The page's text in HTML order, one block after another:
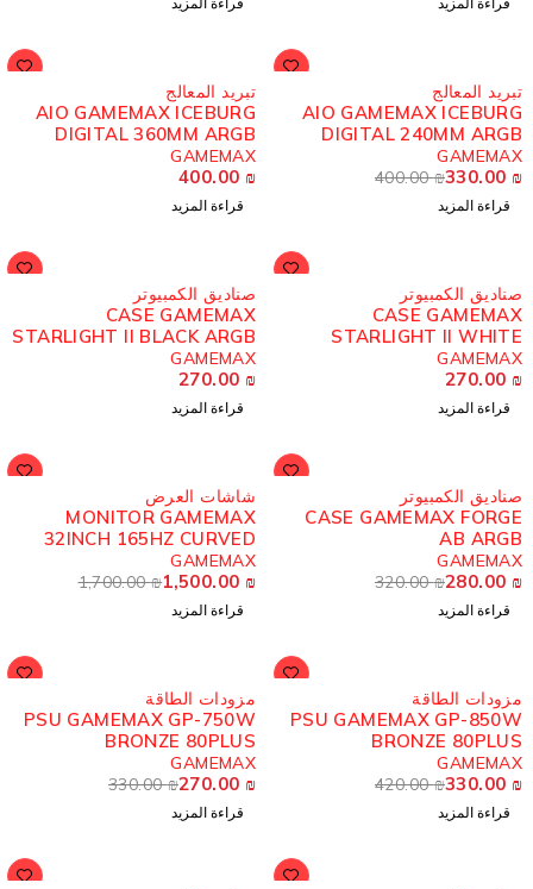
تبريد المعالج
AIO GAMEMAX ICEBURG
DIGITAL 240MM ARGB
GAMEMAX
400.00₪330.00
قراءة المزيد
تبريد المعالج
AIO GAMEMAX ICEBURG
DIGITAL 360MM ARGB
GAMEMAX
400.00
قراءة المزيد
صناديق الكمبيوتر
CASE GAMEMAX
STARLIGHT II WHITE
ARGB
GAMEMAX
270.00
قراءة المزيد
صناديق الكمبيوتر
CASE GAMEMAX
STARLIGHT II BLACK ARGB
GAMEMAX
270.00
قراءة المزيد
صناديق الكمبيوتر
CASE GAMEMAX FORGE
AB ARGB
GAMEMAX
320.00₪280.00
قراءة المزيد
شاشات العرض
MONITOR GAMEMAX
32INCH 165HZ CURVED
1MS QHD
GAMEMAX
1,700.00₪1,500.00
قراءة المزيد
مزودات الطاقة
PSU GAMEMAX GP-850W
BRONZE 80PLUS
GAMEMAX
420.00₪330.00
قراءة المزيد
مزودات الطاقة
PSU GAMEMAX GP-750W
BRONZE 80PLUS
GAMEMAX
330.00₪270.00
قراءة المزيد